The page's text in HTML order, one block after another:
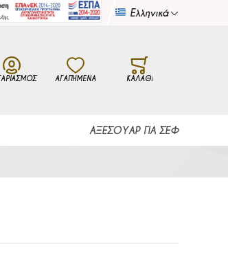
ΓλώσσαΕλληνικά
ΑΓΑΠΗΜΕΝΑ ΚΑΛΆΘΙ
ΑΞΕΣΟΥΆΡ ΓΙΑ ΣΕΦ